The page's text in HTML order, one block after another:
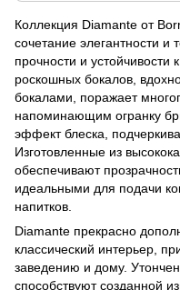
Коллекция Diamante от
сочетание элегантности и
прочности и
роскошных бокалов,
бокалами, поражает
напоминающим огранку
эффект блеска,
Изготовленные из
обеспечивают
идеальными для подачи
напитков.
Diamante прекрасно
классический интерьер,
заведению и дому.
способствуют созданной